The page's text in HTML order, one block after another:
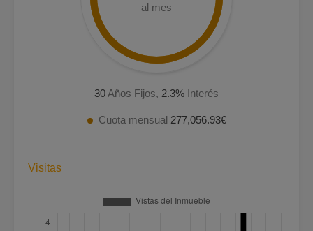
al mes
30Años Fijos, 2.3% Interés
Cuota mensual 277,056.93€
Visitas